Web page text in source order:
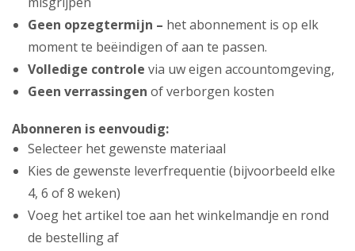
Geen opzegtermijn – het abonnement is op elk
moment te beëindigen of aan te passen.
Volledige controle via uw eigen accountomgeving,
Geen verrassingen of verborgen kosten
Abonneren is eenvoudig:
Selecteer het gewenste materiaal
Kies de gewenste leverfrequentie (bijvoorbeeld elke
4, 6 of 8 weken)
Voeg het artikel toe aan het winkelmandje en rond
de bestelling af